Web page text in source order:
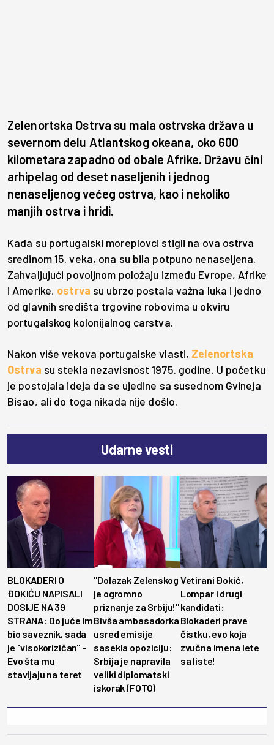
Zelenortska Ostrva su mala ostrvska država u
severnom delu Atlantskog okeana, oko 600
kilometara zapadno od obale Afrike. Državu čini
arhipelag od deset naseljenih i jednog
nenaseljenog većeg ostrva, kao i nekoliko
manjih ostrva i hridi.
Kada su portugalski moreplovci stigli na ova ostrva
sredinom 15. veka, ona su bila potpuno nenaseljena.
Zahvaljujući povoljnom položaju između Evrope, Afrike
i Amerike, ostrva su ubrzo postala važna luka i jedno
od glavnih središta trgovine robovima u okviru
portugalskog kolonijalnog carstva.
Nakon više vekova portugalske vlasti, Zelenortska
Ostrva su stekla nezavisnost 1975. godine. U početku
je postojala ideja da se ujedine sa susednom Gvineja
Bisao, ali do toga nikada nije došlo.
Udarne vesti
BLOKADERI O
ĐOKIĆU NAPISALI
DOSIJE NA 39
STRANA: Do juče im
bio saveznik, sada
je ''visokorizičan'' -
Evo šta mu
stavljaju na teret
"Dolazak Zelenskog
je ogromno
priznanje za Srbiju!"
Bivša ambasadorka
usred emisije
sasekla opoziciju:
Srbija je napravila
veliki diplomatski
iskorak (FOTO)
Vetirani Đokić,
Lompar i drugi
kandidati:
Blokaderi prave
čistku, evo koja
zvučna imena lete
sa liste!